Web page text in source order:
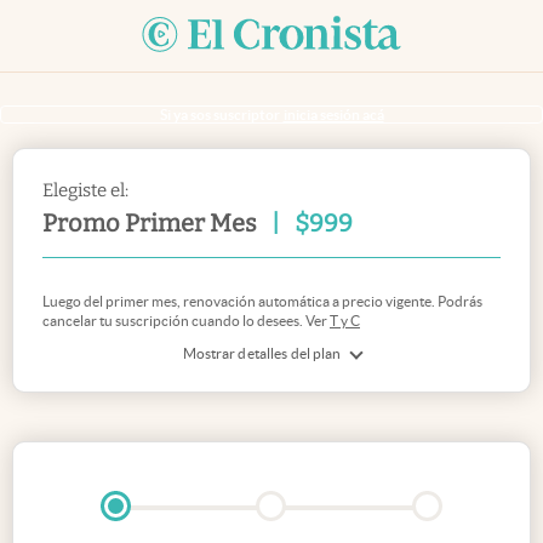
Elegiste el:
Promo Primer Mes $999
Mostrar detalles del plan
Luego del primer mes, renovación automática a precio vigente. Podrás
cancelar tu suscripción cuando lo desees. VerT y C